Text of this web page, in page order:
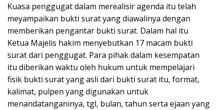
Kuasa penggugat dalam merealisir agenda itu telah
meyampaikan bukti surat yang diawalinya dengan
memberikan pengantar bukti surat. Dalam hal itu
Ketua Majelis hakim menyebutkan 17 macam bukti
surat dari penggugat. Para pihak dalam kesempatan
itu diberikan waktu oleh hukum untuk mempelajari
fisik bukti surat yang asli dari bukti surat itu, format,
kalimat, pulpen yang digunakan untuk
menandatanganinya, tgl, bulan, tahun serta ejaan yang